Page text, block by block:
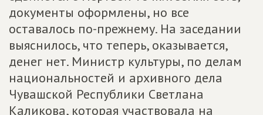
документы оформлены, но все
оставалось по-прежнему. На заседании
выяснилось, что теперь, оказывается,
денег нет. Министр культуры, по делам
национальностей и архивного дела
Чувашской Республики Светлана
Каликова, которая участвовала на